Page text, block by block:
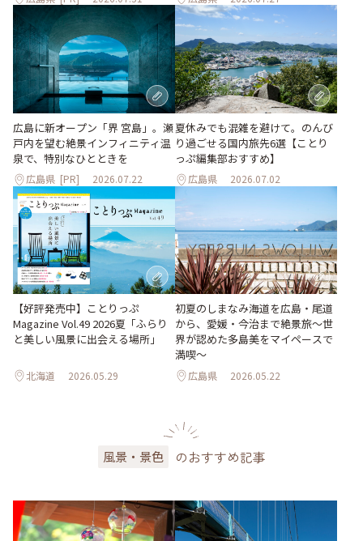
広島に新オープン「界 宮島」。瀬
戸内を望む絶景インフィニティ温
泉で、特別なひとときを
広島県 [PR] 2026.07.22
夏休みでも混雑を避けて。のんび
り過ごせる国内旅先6選【ことり
っぷ編集部おすすめ】
広島県 2026.07.02
【好評発売中】ことりっぷ
Magazine Vol.49 2026夏「ふらり
と美しい風景に出会える場所」
北海道 2026.05.29
初夏のしまなみ海道を広島・尾道
から、愛媛・今治まで絶景旅〜世
界が認めた多島美をマイペースで
満喫〜
広島県 2026.05.22
風景・景色 のおすすめ記事